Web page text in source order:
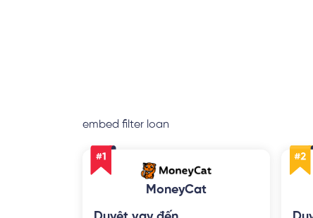
embed filter loan
MoneyCat